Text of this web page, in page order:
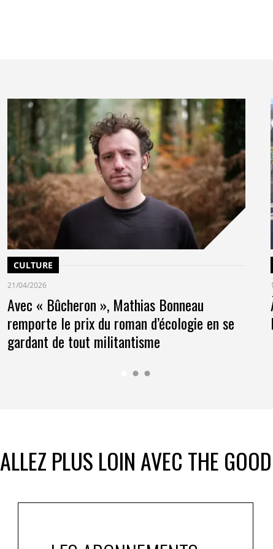
CULTURE
21/04/2026
Avec « Bûcheron », Mathias Bonneau
remporte le prix du roman d’écologie en se
gardant de tout militantisme
ALLEZ PLUS LOIN AVEC THE GOOD